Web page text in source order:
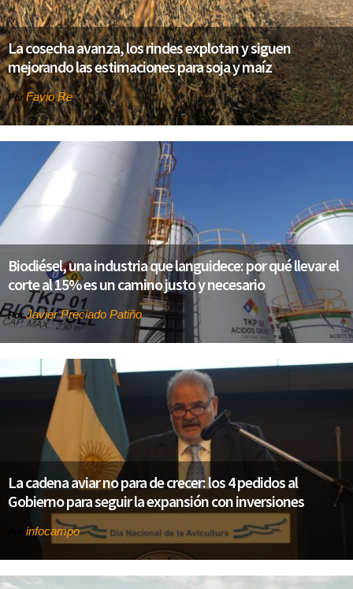
La cosecha avanza, los rindes explotan y siguen
mejorando las estimaciones para soja y maíz
Por Favio Re
Biodiésel, una industria que languidece: por qué llevar el
corte al 15% es un camino justo y necesario
PorJavier Preciado Patiño
La cadena aviar no para de crecer: los 4 pedidos al
Gobierno para seguir la expansión con inversiones
infocampo